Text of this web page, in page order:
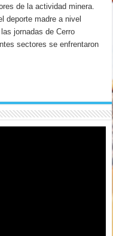
de la actividad minera.
deporte madre a nivel
jornadas de Cerro
sectores se enfrentaron